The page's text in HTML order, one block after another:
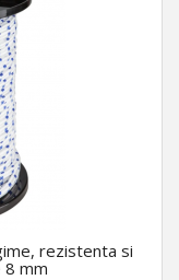
rezistenta si
8 mm